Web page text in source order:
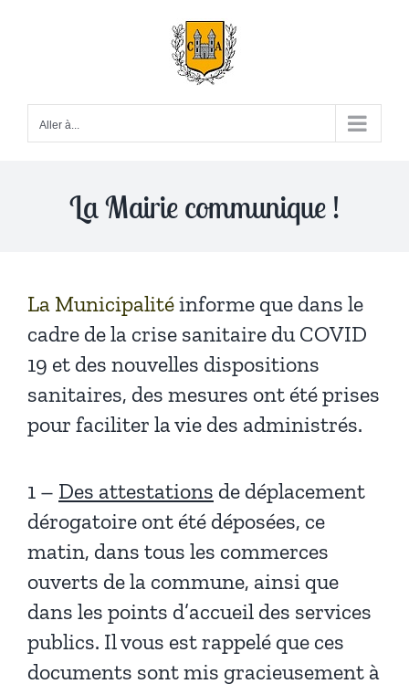
Aller à...
La Mairie communique !
La Municipalitéinforme que dans le
cadre de la crise sanitaire du COVID
19 et des nouvelles dispositions
sanitaires, des mesures ont été prises
pour faciliter la vie des administrés.
1 – Des attestations de déplacement
dérogatoire ont été déposées, ce
matin, dans tous les commerces
ouverts de la commune, ainsi que
dans les points d’accueil des services
publics. Il vous est rappelé que ces
documents sont mis gracieusement à